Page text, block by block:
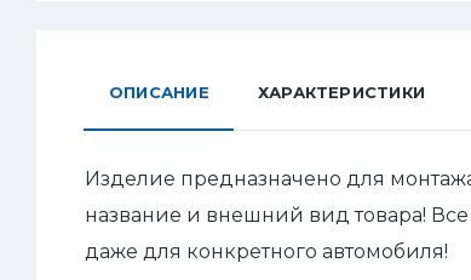
ОПИСАНИЕ ХАРАКТЕРИСТИКИ
Изделие предназначено для
название и внешний вид товара!
даже для конкретного автомобиля!